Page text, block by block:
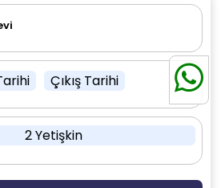
Çıkış Tarihi
2 Yetişkin